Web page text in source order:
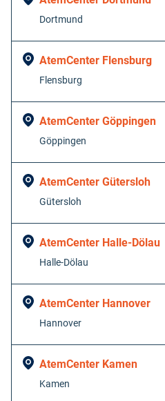
Dortmund
AtemCenter Flensburg
Flensburg
AtemCenter Göppingen
Göppingen
AtemCenter Gütersloh
Gütersloh
AtemCenter Halle-Dölau
Halle-Dölau
AtemCenter Hannover
Hannover
AtemCenter Kamen
Kamen